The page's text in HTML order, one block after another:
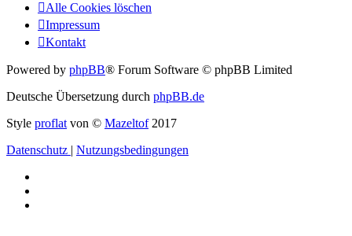
Alle Cookies löschen
Impressum
Kontakt
Powered by phpBB® Forum Software © phpBB Limited
Deutsche Übersetzung durch phpBB.de
Style proflat von © Mazeltof2017
Datenschutz | Nutzungsbedingungen